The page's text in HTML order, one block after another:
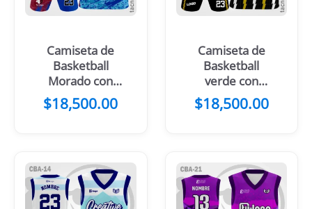
Camiseta de
Basketball
Morado con
Naranja
$18,500.00
Camiseta de
Basketball
verde con
franjas blancas
$18,500.00